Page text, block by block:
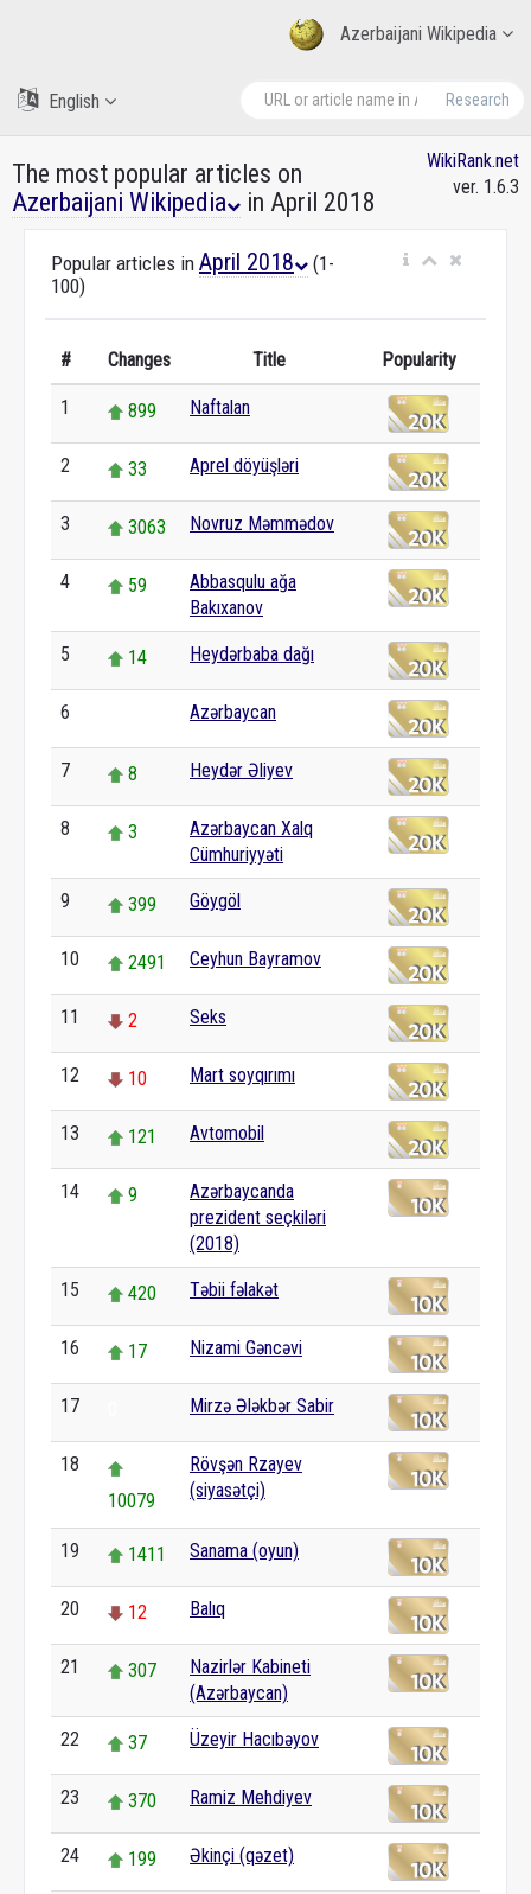
Azerbaijani Wikipedia
Research
English
The most popular articles on
Azerbaijani Wikipedia
in April 2018
WikiRank.net
ver. 1.6.3
Popular articles in April 2018
(1-
100)
# Changes Title Popularity
1 899 Naftalan
2 33 Aprel döyüşləri
3 3063 Novruz Məmmədov
4 59
Abbasqulu ağa
Bakıxanov
5 14 Heydərbaba dağı
6 Azərbaycan
7 8 Heydər Əliyev
8 3
Azərbaycan Xalq
Cümhuriyyəti
9 399 Göygöl
10 2491 Ceyhun Bayramov
11 2 Seks
12 10 Mart soyqırımı
13 121 Avtomobil
14 9
Azərbaycanda
prezident seçkiləri
(2018)
15 420 Təbii fəlakət
16 17 Nizami Gəncəvi
17 Mirzə Ələkbər Sabir
18
10079
Rövşən Rzayev
(siyasətçi)
19 1411 Sanama (oyun)
20 12 Balıq
21 307
Nazirlər Kabineti
(Azərbaycan)
22 37 Üzeyir Hacıbəyov
23 370 Ramiz Mehdiyev
24 199 Əkinçi (qəzet)